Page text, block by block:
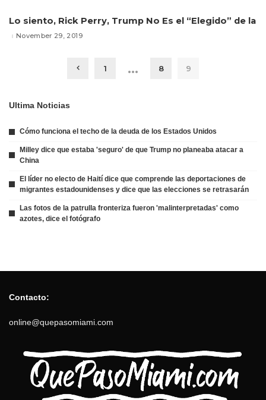
Lo siento, Rick Perry, Trump No Es el “Elegido” de la
November 29, 2019
1 … 8 9
Ultima Noticias
Cómo funciona el techo de la deuda de los Estados Unidos
Milley dice que estaba 'seguro' de que Trump no planeaba atacar a
China
El líder no electo de Haití dice que comprende las deportaciones de
migrantes estadounidenses y dice que las elecciones se retrasarán
Las fotos de la patrulla fronteriza fueron 'malinterpretadas' como
azotes, dice el fotógrafo
Contacto:
online@quepasomiami.com